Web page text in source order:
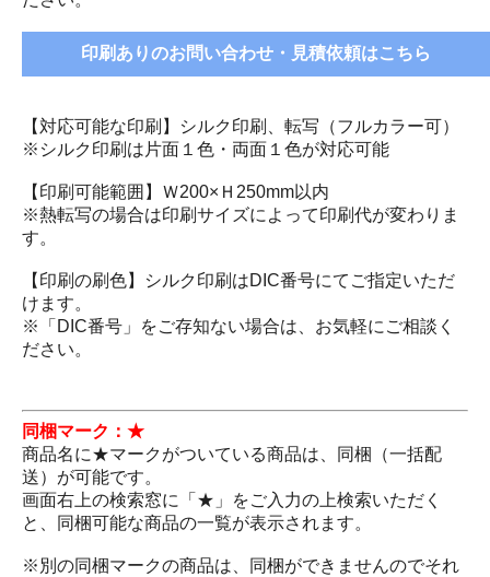
印刷ありのお問い合わせ・見積依頼はこちら
【対応可能な印刷】シルク印刷、転写（フルカラー可）
※シルク印刷は片面１色・両面１色が対応可能
【印刷可能範囲】Ｗ200×Ｈ250mm以内
※熱転写の場合は印刷サイズによって印刷代が変わりま
す。
【印刷の刷色】シルク印刷はDIC番号にてご指定いただ
けます。
※「DIC番号」をご存知ない場合は、お気軽にご相談く
ださい。
同梱マーク：★
商品名に★マークがついている商品は、同梱（一括配
送）が可能です。
画面右上の検索窓に「★」をご入力の上検索いただく
と、同梱可能な商品の一覧が表示されます。
※別の同梱マークの商品は、同梱ができませんのでそれ